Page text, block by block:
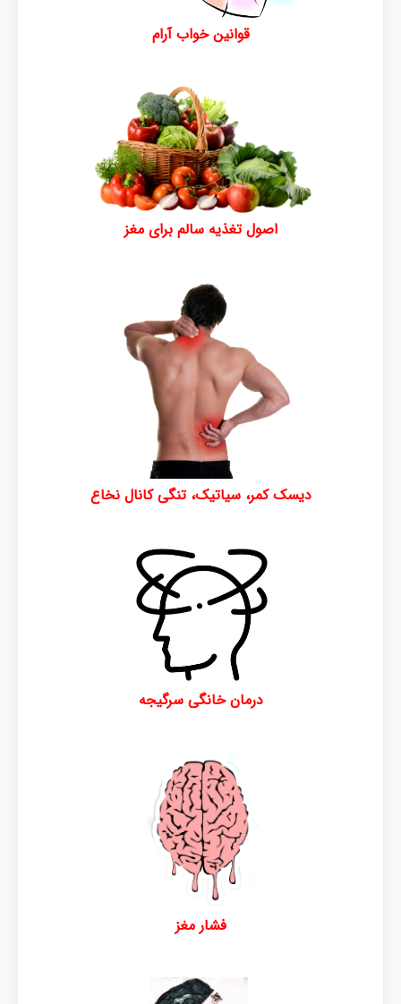
قوانین خواب آرام
اصول تغذیه سالم برای مغز
دیسک کمر، سیاتیک، تنگی کانال نخاع
درمان خانگی سرگیجه
فشار مغز